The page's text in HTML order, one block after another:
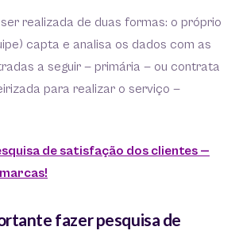
realizada de duas formas: o próprio
capta e analisa os dados com as
a seguir — primária — ou contrata
para realizar o serviço —
de satisfação dos clientes —
fazer pesquisa de